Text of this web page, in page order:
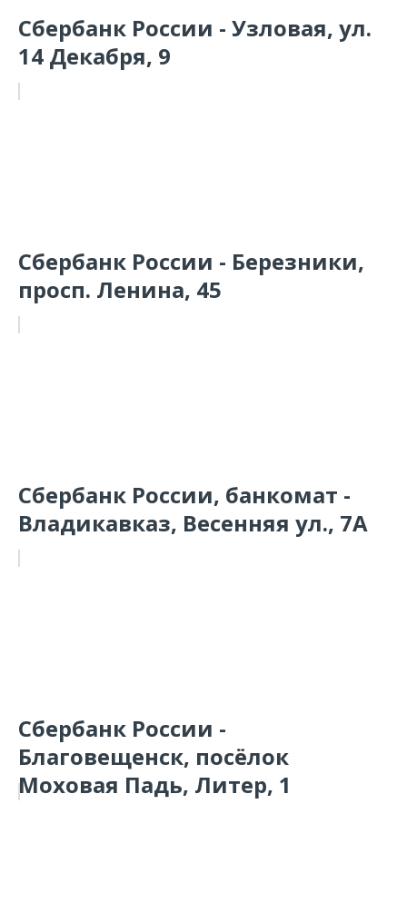
Сбербанк России - Узловая, ул.
14 Декабря, 9
Сбербанк России - Березники,
просп. Ленина, 45
Сбербанк России, банкомат -
Владикавказ, Весенняя ул., 7А
Сбербанк России -
Благовещенск, посёлок
Моховая Падь, Литер, 1